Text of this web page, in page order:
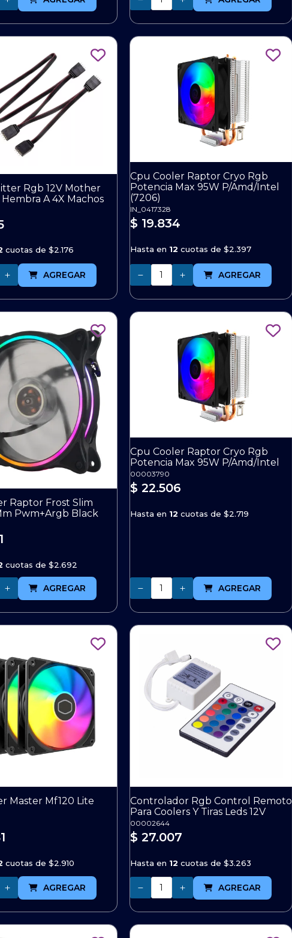
Rgb 12V Mother
Hembra A 4X Machos
cuotas de $2.176
AGREGAR
Cpu Cooler Raptor Cryo Rgb
Potencia Max 95W P/Amd/Intel
(7206)
IN_0417328
$ 19.834
Hasta en 12 cuotas de $2.397
AGREGAR
Raptor Frost Slim
Pwm+Argb Black
cuotas de $2.692
AGREGAR
Cpu Cooler Raptor Cryo Rgb
Potencia Max 95W P/Amd/Intel
00003790
$ 22.506
Hasta en 12 cuotas de $2.719
AGREGAR
Master Mf120 Lite
cuotas de $2.910
AGREGAR
Controlador Rgb Control Remoto
Para Coolers Y Tiras Leds 12V
00002644
$ 27.007
Hasta en 12 cuotas de $3.263
AGREGAR